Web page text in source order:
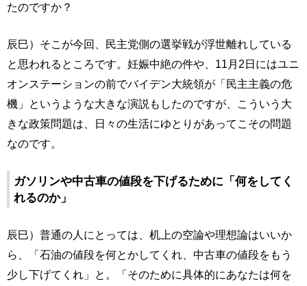
たのですか？
辰巳）そこが今回、民主党側の選挙戦が浮世離れしている
と思われるところです。妊娠中絶の件や、11月2日にはユニ
オンステーションの前でバイデン大統領が「民主主義の危
機」というような大きな演説もしたのですが、こういう大
きな政策問題は、日々の生活にゆとりがあってこその問題
なのです。
ガソリンや中古車の値段を下げるために「何をしてく
れるのか」
辰巳）普通の人にとっては、机上の空論や理想論はいいか
ら、「石油の値段を何とかしてくれ、中古車の値段をもう
少し下げてくれ」と。「そのために具体的にあなたは何を